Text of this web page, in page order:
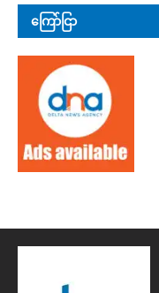
ကြော်ငြာ